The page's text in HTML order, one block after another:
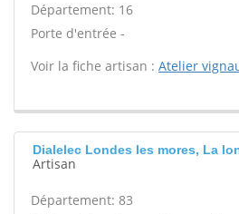
Département: 16
Porte d'entrée -
Voir la fiche artisan : Atelier
Dialelec Londes les mores, La
Artisan
Département: 83